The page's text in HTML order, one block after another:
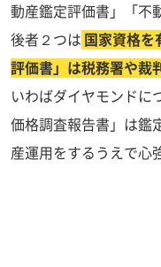
動産鑑定評価書」「不
後者２つは 国家資格を
評価書」は税務署や裁
いわばダイヤモンドに
価格調査報告書」は鑑
産運用をするうえで心